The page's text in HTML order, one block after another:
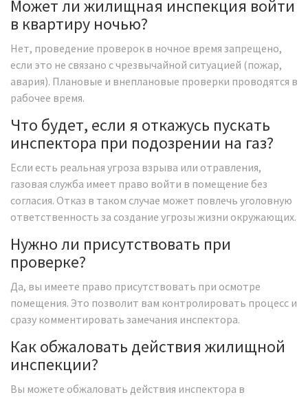
Может ли жилищная инспекция войти
в квартиру ночью?
Нет, проведение проверок в ночное время запрещено,
если это не связано с чрезвычайной ситуацией (пожар,
авария). Плановые и внеплановые проверки проводятся в
рабочее время.
Что будет, если я откажусь пускать
инспектора при подозрении на газ?
Если есть реальная угроза взрыва или отравления,
газовая служба имеет право войти в помещение без
согласия. Отказ в таком случае может повлечь уголовную
ответственность за создание угрозы жизни окружающих.
Нужно ли присутствовать при
проверке?
Да, вы имеете право присутствовать при осмотре
помещения. Это позволит вам контролировать процесс и
сразу комментировать замечания инспектора.
Как обжаловать действия жилищной
инспекции?
Вы можете обжаловать действия инспектора в